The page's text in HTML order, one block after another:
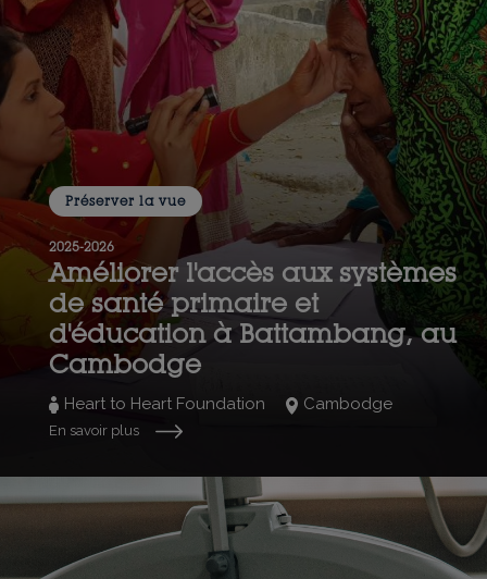
Préserver la vue
2025-2026
Améliorer l'accès aux systèmes
de santé primaire et
d'éducation à Battambang, au
Cambodge
Heart to Heart Foundation Cambodge
En savoir plus